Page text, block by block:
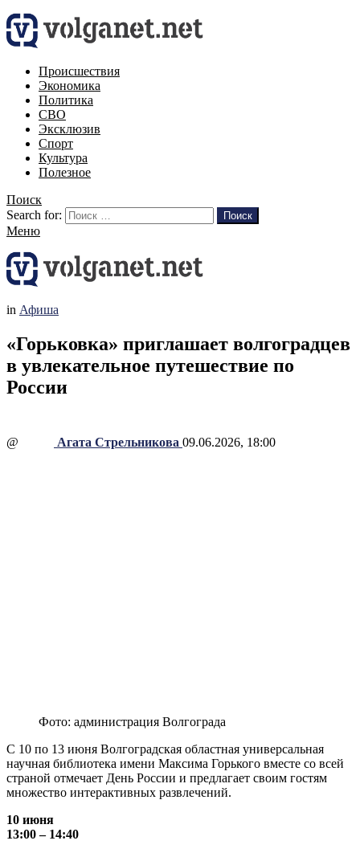
Происшествия
Экономика
Политика
СВО
Эксклюзив
Спорт
Культура
Полезное
Поиск
Search for:
Поиск
Меню
in Афиша
«Горьковка» приглашает волгоградцев
в увлекательное путешествие по
России
@ Агата Стрельникова 09.06.2026, 18:00
Фото: администрация Волгограда
С 10 по 13 июня Волгоградская областная универсальная
научная библиотека имени Максима Горького вместе со всей
страной отмечает День России и предлагает своим гостям
множество интерактивных развлечений.
10 июня
13:00 – 14:40